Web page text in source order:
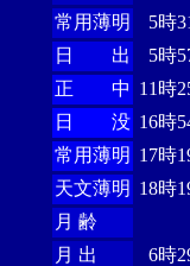
常用薄明
5時
日 出
5時
正 中 11時
日 没 16時
常用薄明 17時
天文薄明 18時
月 齢
月 出
6時